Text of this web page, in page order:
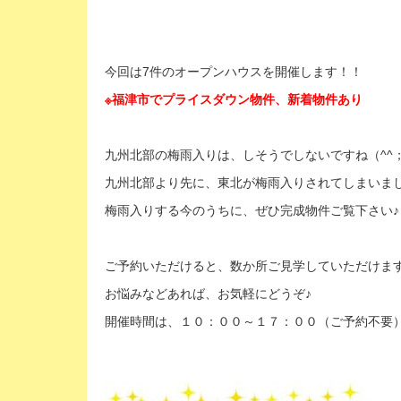
今回は7件のオープンハウスを開催します！！
※福津市でプライスダウン物件、新着物件あり
九州北部の梅雨入りは、しそうでしないですね（^^；
九州北部より先に、東北が梅雨入りされてしまいま
梅雨入りする今のうちに、ぜひ完成物件ご覧下さい♪
ご予約いただけると、数か所ご見学していただけます
お悩みなどあれば、お気軽にどうぞ♪
開催時間は、１０：００～１７：００（ご予約不要）